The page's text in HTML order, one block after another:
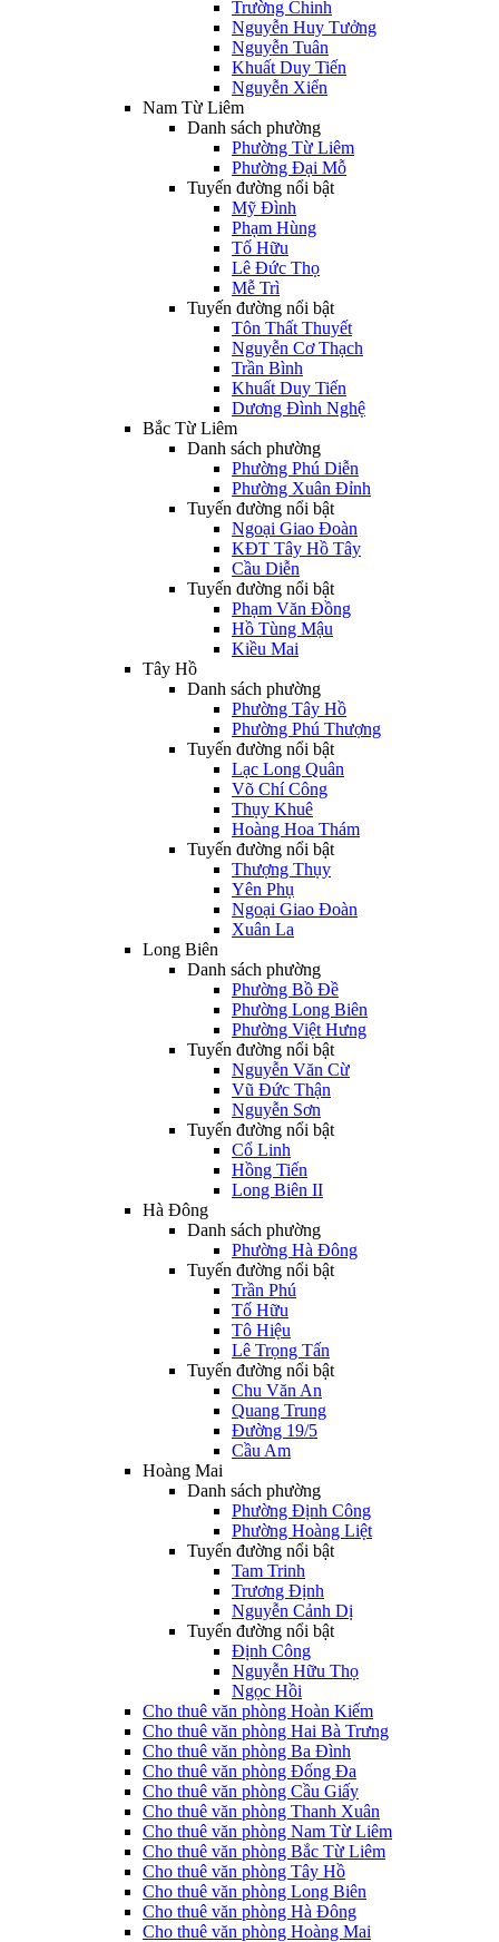
Trường Chinh
Nguyễn Huy Tưởng
Nguyễn Tuân
Khuất Duy Tiến
Nguyễn Xiển
Nam Từ Liêm
Danh sách phường
Phường Từ Liêm
Phường Đại Mỗ
Tuyến đường nổi bật
Mỹ Đình
Phạm Hùng
Tố Hữu
Lê Đức Thọ
Mễ Trì
Tuyến đường nổi bật
Tôn Thất Thuyết
Nguyễn Cơ Thạch
Trần Bình
Khuất Duy Tiến
Dương Đình Nghệ
Bắc Từ Liêm
Danh sách phường
Phường Phú Diễn
Phường Xuân Đỉnh
Tuyến đường nổi bật
Ngoại Giao Đoàn
KĐT Tây Hồ Tây
Cầu Diễn
Tuyến đường nổi bật
Phạm Văn Đồng
Hồ Tùng Mậu
Kiều Mai
Tây Hồ
Danh sách phường
Phường Tây Hồ
Phường Phú Thượng
Tuyến đường nổi bật
Lạc Long Quân
Võ Chí Công
Thụy Khuê
Hoàng Hoa Thám
Tuyến đường nổi bật
Thượng Thụy
Yên Phụ
Ngoại Giao Đoàn
Xuân La
Long Biên
Danh sách phường
Phường Bồ Đề
Phường Long Biên
Phường Việt Hưng
Tuyến đường nổi bật
Nguyễn Văn Cừ
Vũ Đức Thận
Nguyễn Sơn
Tuyến đường nổi bật
Cổ Linh
Hồng Tiến
Long Biên II
Hà Đông
Danh sách phường
Phường Hà Đông
Tuyến đường nổi bật
Trần Phú
Tố Hữu
Tô Hiệu
Lê Trọng Tấn
Tuyến đường nổi bật
Chu Văn An
Quang Trung
Đường 19/5
Cầu Am
Hoàng Mai
Danh sách phường
Phường Định Công
Phường Hoàng Liệt
Tuyến đường nổi bật
Tam Trinh
Trương Định
Nguyễn Cảnh Dị
Tuyến đường nổi bật
Định Công
Nguyễn Hữu Thọ
Ngọc Hồi
Cho thuê văn phòng Hoàn Kiếm
Cho thuê văn phòng Hai Bà Trưng
Cho thuê văn phòng Ba Đình
Cho thuê văn phòng Đống Đa
Cho thuê văn phòng Cầu Giấy
Cho thuê văn phòng Thanh Xuân
Cho thuê văn phòng Nam Từ Liêm
Cho thuê văn phòng Bắc Từ Liêm
Cho thuê văn phòng Tây Hồ
Cho thuê văn phòng Long Biên
Cho thuê văn phòng Hà Đông
Cho thuê văn phòng Hoàng Mai